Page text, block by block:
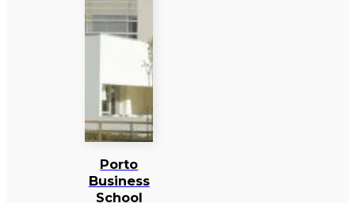
Porto
Business
School